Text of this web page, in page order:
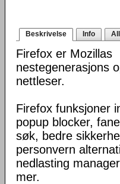
Beskrivelse Info
Firefox er Mozillas
nestegenerasjons
nettleser.
Firefox funksjoner
popup blocker,
søk, bedre
personvern
nedlasting
mer.